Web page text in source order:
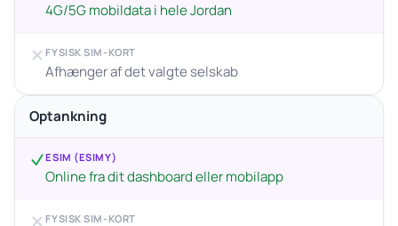
4G/5G mobildata i hele Jordan
FYSISK SIM-KORT
Afhænger af det valgte selskab
Optankning
ESIM (ESIMY)
Online fra dit dashboard eller mobilapp
FYSISK SIM-KORT